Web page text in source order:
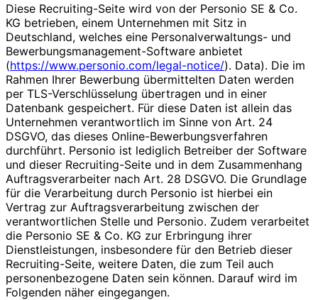
Diese Recruiting-Seite wird von der Personio SE & Co.
KG betrieben, einem Unternehmen mit Sitz in
Deutschland, welches eine Personalverwaltungs- und
Bewerbungsmanagement-Software anbietet
(https://www.personio.com/legal-notice/). Data). Die im
Rahmen Ihrer Bewerbung übermittelten Daten werden
per TLS-Verschlüsselung übertragen und in einer
Datenbank gespeichert. Für diese Daten ist allein das
Unternehmen verantwortlich im Sinne von Art. 24
DSGVO, das dieses Online-Bewerbungsverfahren
durchführt. Personio ist lediglich Betreiber der Software
und dieser Recruiting-Seite und in dem Zusammenhang
Auftragsverarbeiter nach Art. 28 DSGVO. Die Grundlage
für die Verarbeitung durch Personio ist hierbei ein
Vertrag zur Auftragsverarbeitung zwischen der
verantwortlichen Stelle und Personio. Zudem verarbeitet
die Personio SE & Co. KG zur Erbringung ihrer
Dienstleistungen, insbesondere für den Betrieb dieser
Recruiting-Seite, weitere Daten, die zum Teil auch
personenbezogene Daten sein können. Darauf wird im
Folgenden näher eingegangen.